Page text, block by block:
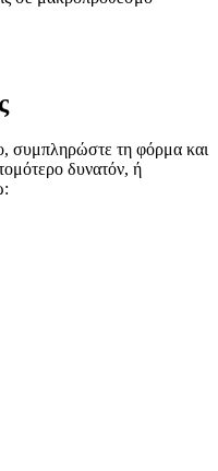
συμπληρώστε τη φόρμα και
δυνατόν, ή